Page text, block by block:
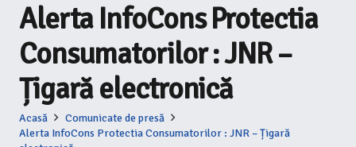
Alerta InfoCons Protectia
Consumatorilor : JNR –
Țigară electronică
Acasă
Comunicate de presă
Alerta InfoCons Protectia Consumatorilor : JNR – Țigară